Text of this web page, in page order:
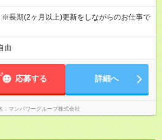
期(2ヶ月以上)更新をしながらのお仕事で
由
応募する 詳細へ
マンパワーグループ株式会社